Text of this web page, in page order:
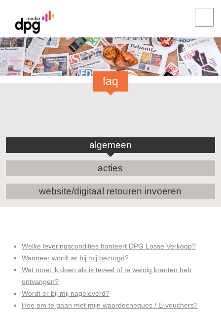
faq
algemeen
acties
website/digitaal retouren invoeren
Welke leveringscondities hanteert DPG Losse Verkoop?
Wanneer wordt er bij mij bezorgd?
Wat moet ik doen als ik teveel of te weinig kranten heb
ontvangen?
Wordt er bij mij nageleverd?
Hoe om te gaan met mijn waardecheques / E-vouchers?